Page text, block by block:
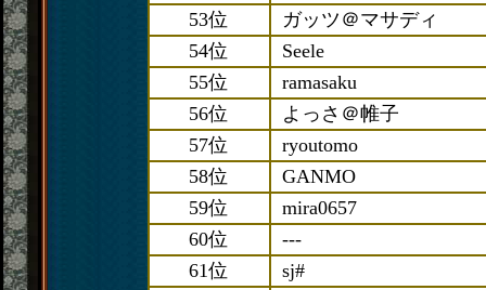
53位
ガッツ＠マサディ
54位
Seele
55位
ramasaku
56位
よっさ＠帷子
57位
ryoutomo
58位
GANMO
59位
mira0657
60位
---
61位
sj#